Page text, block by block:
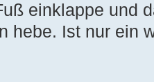
einklappe und
hebe. Ist nur ein